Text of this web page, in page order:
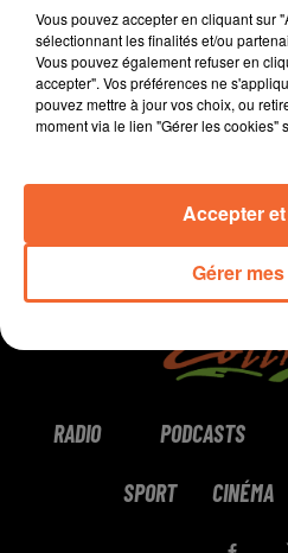
Bressuire, vous propose son
0:00
RADIO PODCASTS
SPORT CINÉMA
Vous pouvez accepter en cliquant sur
sélectionnant les finalités et/ou
Vous pouvez également refuser en
accepter". Vos préférences ne
pouvez mettre à jour vos choix, ou
moment via le lien "Gérer les cookies"
Gérer
Accepter